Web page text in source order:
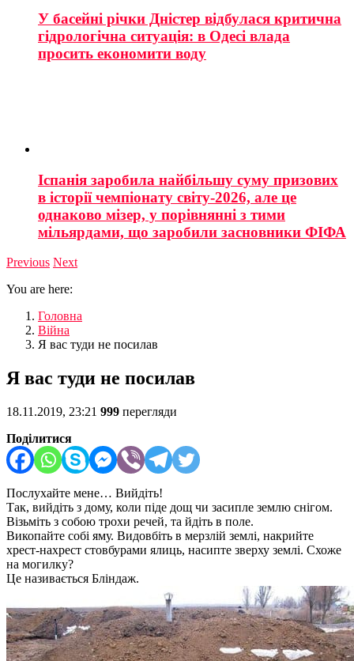
У басейні річки Дністер відбулася критична
гідрологічна ситуація: в Одесі влада
просить економити воду
Іспанія заробила найбільшу суму призових
в історії чемпіонату світу-2026, але це
однаково мізер, у порівнянні з тими
мільярдами, що заробили засновники ФІФА
Previous Next
You are here:
Головна
Війна
Я вас туди не посилав
Я вас туди не посилав
18.11.2019, 23:21 999 перегляди
Поділитися
Послухайте мене… Вийдіть!
Так, вийдіть з дому, коли піде дощ чи засипле землю снігом.
Візьміть з собою трохи речей, та йдіть в поле.
Викопайте собі яму. Видовбіть в мерзлій землі, накрийте
хрест-нахрест стовбурами ялиць, насипте зверху землі. Схоже
на могилку?
Це називається Бліндаж.